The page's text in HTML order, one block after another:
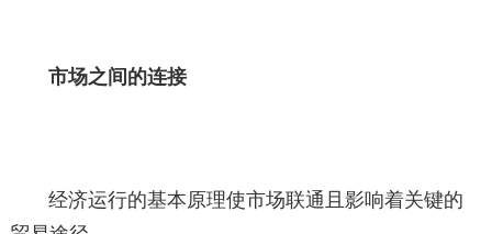
市场之间的连接
经济运行的基本原理使市场联通且影响着关键的